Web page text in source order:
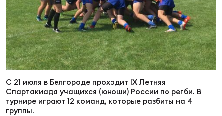
Регионы
Сборные
Антидопинг
С 21 июля в Белгороде проходит IX Летняя
Спартакиада учащихся (юноши) России по регби. В
турнире играют 12 команд, которые разбиты на 4
группы.
ОТПРАВИТЬ